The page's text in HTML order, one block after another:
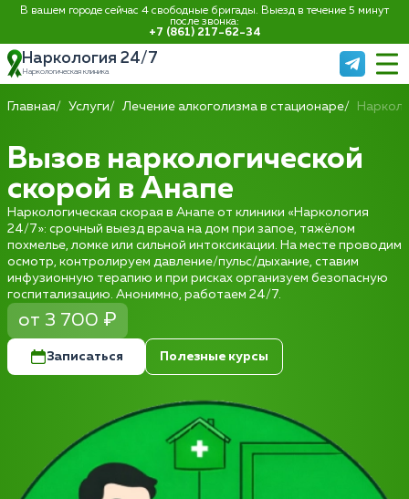
В вашем городе сейчас 4 свободные бригады. Выезд в течение 5 минут
после звонка:
+7 (861) 217-62-34
Наркология 24/7
Наркологическая клиника
Главная Услуги Лечение алкоголизма в стационаре
Вызов наркологической
скорой в Анапе
Наркологическая скорая в Анапе от клиники «Наркология
24/7»: срочный выезд врача на дом при запое, тяжёлом
похмелье, ломке или сильной интоксикации. На месте проводим
осмотр, контролируем давление/пульс/дыхание, ставим
инфузионную терапию и при рисках организуем безопасную
госпитализацию. Анонимно, работаем 24/7.
от 3 700 ₽
Записаться Полезные курсы